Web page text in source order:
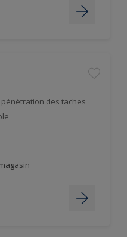
pénétration des taches